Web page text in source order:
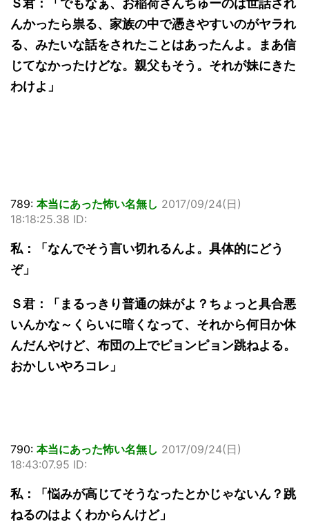
Ｓ君：「でもなぁ、お稲荷さんちゅーのは世話され
んかったら祟る、家族の中で憑きやすいのがヤラれ
る、みたいな話をされたことはあったんよ。まあ信
じてなかったけどな。親父もそう。それが妹にきた
わけよ」
789: 本当にあった怖い名無し 2017/09/24(日)
18:18:25.38 ID:
私：「なんでそう言い切れるんよ。具体的にどう
ぞ」
Ｓ君：「まるっきり普通の妹がよ？ちょっと具合悪
いんかな～くらいに暗くなって、それから何日か休
んだんやけど、布団の上でピョンピョン跳ねよる。
おかしいやろコレ」
790: 本当にあった怖い名無し 2017/09/24(日)
18:43:07.95 ID:
私：「悩みが高じてそうなったとかじゃないん？跳
ねるのはよくわからんけど」